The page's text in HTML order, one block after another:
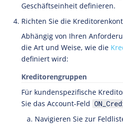
Geschäftseinheit definieren.
Richten Sie die
Abhängig von Ihren
die Art und Weise, wie die
definiert wird:
Kreditorengruppen
Für kundenspezifische
Sie das Account-Feld
Navigieren Sie zur